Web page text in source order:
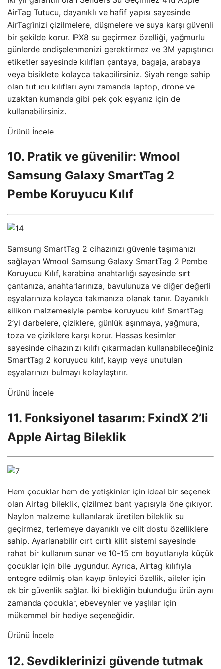
AirTag Tutucu, dayanıklı ve hafif yapısı sayesinde
AirTag’inizi çizilmelere, düşmelere ve suya karşı güvenli
bir şekilde korur. IPX8 su geçirmez özelliği, yağmurlu
günlerde endişelenmenizi gerektirmez ve 3M yapıştırıcı
etiketler sayesinde kılıfları çantaya, bagaja, arabaya
veya bisiklete kolayca takabilirsiniz. Siyah renge sahip
olan tutucu kılıfları aynı zamanda laptop, drone ve
uzaktan kumanda gibi pek çok eşyanız için de
kullanabilirsiniz.
Ürünü İncele
10. Pratik ve güvenilir: Wmool
Samsung Galaxy SmartTag 2
Pembe Koruyucu Kılıf
Samsung SmartTag 2 cihazınızı güvenle taşımanızı
sağlayan Wmool Samsung Galaxy SmartTag 2 Pembe
Koruyucu Kılıf, karabina anahtarlığı sayesinde sırt
çantanıza, anahtarlarınıza, bavulunuza ve diğer değerli
eşyalarınıza kolayca takmanıza olanak tanır. Dayanıklı
silikon malzemesiyle pembe koruyucu kılıf SmartTag
2’yi darbelere, çiziklere, günlük aşınmaya, yağmura,
toza ve çiziklere karşı korur. Hassas kesimler
sayesinde cihazınızı kılıfı çıkarmadan kullanabileceğiniz
SmartTag 2 koruyucu kılıf, kayıp veya unutulan
eşyalarınızı bulmayı kolaylaştırır.
Ürünü İncele
11. Fonksiyonel tasarım: FxindX 2’li
Apple Airtag Bileklik
Hem çocuklar hem de yetişkinler için ideal bir seçenek
olan Airtag bileklik, çizilmez bant yapısıyla öne çıkıyor.
Naylon malzeme kullanılarak üretilen bileklik su
geçirmez, terlemeye dayanıklı ve cilt dostu özelliklere
sahip. Ayarlanabilir cırt cırtlı kilit sistemi sayesinde
rahat bir kullanım sunar ve 10-15 cm boyutlarıyla küçük
çocuklar için bile uygundur. Ayrıca, Airtag kılıfıyla
entegre edilmiş olan kayıp önleyici özellik, aileler için
ek bir güvenlik sağlar. İki bilekliğin bulunduğu ürün aynı
zamanda çocuklar, ebeveynler ve yaşlılar için
mükemmel bir hediye seçeneğidir.
Ürünü İncele
12. Sevdiklerinizi güvende tutmak